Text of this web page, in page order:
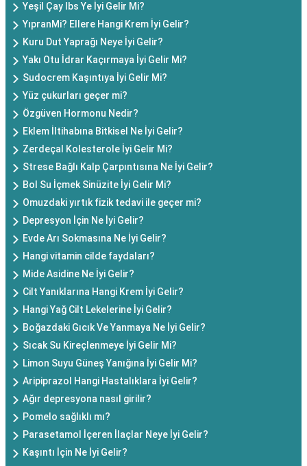
Yeşil Çay Ibs Ye İyi Gelir Mi?
YıpranMi? Ellere Hangi Krem İyi Gelir?
Kuru Dut Yaprağı Neye İyi Gelir?
Yakı Otu İdrar Kaçırmaya İyi Gelir Mi?
Sudocrem Kaşıntıya İyi Gelir Mi?
Yüz çukurları geçer mi?
Özgüven Hormonu Nedir?
Eklem İltihabına Bitkisel Ne İyi Gelir?
Zerdeçal Kolesterole İyi Gelir Mi?
Strese Bağlı Kalp Çarpıntısına Ne İyi Gelir?
Bol Su İçmek Sinüzite İyi Gelir Mi?
Omuzdaki yırtık fizik tedavi ile geçer mi?
Depresyon İçin Ne İyi Gelir?
Evde Arı Sokmasına Ne İyi Gelir?
Hangi vitamin cilde faydaları?
Mide Asidine Ne İyi Gelir?
Cilt Yanıklarına Hangi Krem İyi Gelir?
Hangi Yağ Cilt Lekelerine İyi Gelir?
Boğazdaki Gıcık Ve Yanmaya Ne İyi Gelir?
Sıcak Su Kireçlenmeye İyi Gelir Mi?
Limon Suyu Güneş Yanığına İyi Gelir Mi?
Aripiprazol Hangi Hastalıklara İyi Gelir?
Ağır depresyona nasıl girilir?
Pomelo sağlıklı mı?
Parasetamol İçeren İlaçlar Neye İyi Gelir?
Kaşıntı İçin Ne İyi Gelir?